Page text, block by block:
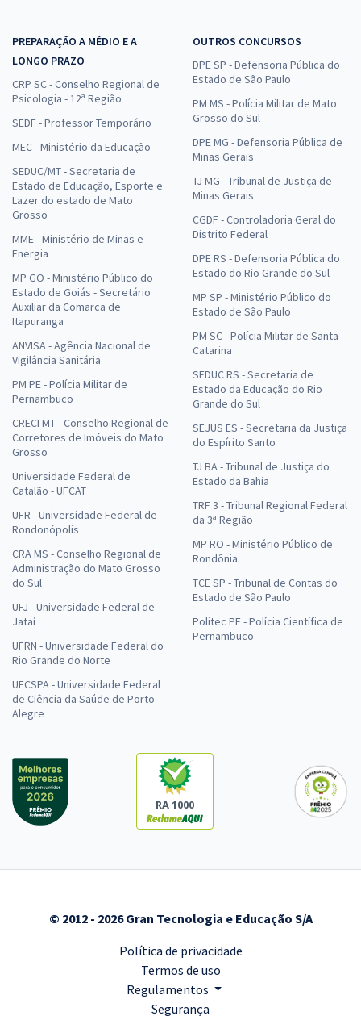
PREPARAÇÃO A MÉDIO E A
LONGO PRAZO
CRP SC - Conselho Regional de
Psicologia - 12ª Região
SEDF - Professor Temporário
MEC - Ministério da Educação
SEDUC/MT - Secretaria de
Estado de Educação, Esporte e
Lazer do estado de Mato
Grosso
MME - Ministério de Minas e
Energia
MP GO - Ministério Público do
Estado de Goiás - Secretário
Auxiliar da Comarca de
Itapuranga
ANVISA - Agência Nacional de
Vigilância Sanitária
PM PE - Polícia Militar de
Pernambuco
CRECI MT - Conselho Regional de
Corretores de Imóveis do Mato
Grosso
Universidade Federal de
Catalão - UFCAT
UFR - Universidade Federal de
Rondonópolis
CRA MS - Conselho Regional de
Administração do Mato Grosso
do Sul
UFJ - Universidade Federal de
Jataí
UFRN - Universidade Federal do
Rio Grande do Norte
UFCSPA - Universidade Federal
de Ciência da Saúde de Porto
Alegre
OUTROS CONCURSOS
DPE SP - Defensoria Pública do
Estado de São Paulo
PM MS - Polícia Militar de Mato
Grosso do Sul
DPE MG - Defensoria Pública de
Minas Gerais
TJ MG - Tribunal de Justiça de
Minas Gerais
CGDF - Controladoria Geral do
Distrito Federal
DPE RS - Defensoria Pública do
Estado do Rio Grande do Sul
MP SP - Ministério Público do
Estado de São Paulo
PM SC - Polícia Militar de Santa
Catarina
SEDUC RS - Secretaria de
Estado da Educação do Rio
Grande do Sul
SEJUS ES - Secretaria da Justiça
do Espírito Santo
TJ BA - Tribunal de Justiça do
Estado da Bahia
TRF 3 - Tribunal Regional Federal
da 3ª Região
MP RO - Ministério Público de
Rondônia
TCE SP - Tribunal de Contas do
Estado de São Paulo
Politec PE - Polícia Científica de
Pernambuco
RA 1000
© 2012 - 2026 Gran Tecnologia e Educação S/A
Política de privacidade
Termos de uso
Regulamentos
Segurança